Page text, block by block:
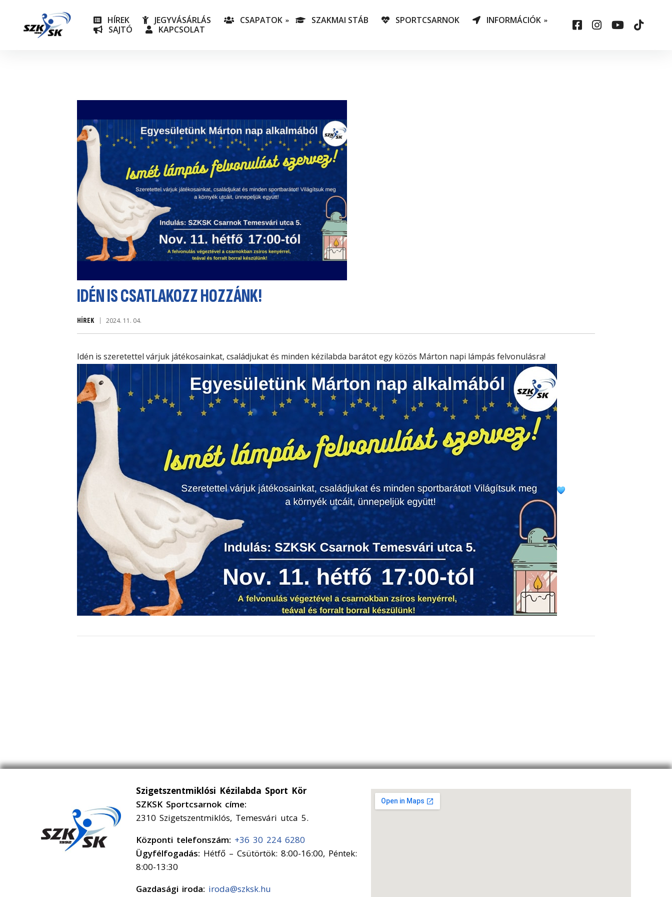
HÍREK JEGYVÁSÁRLÁS CSAPATOK SZAKMAI STÁB SPORTCSARNOK INFORMÁCIÓK
SAJTÓ KAPCSOLAT
IDÉN IS CSATLAKOZZ HOZZÁNK!
HÍREK 2024. 11. 04.
Idén is szeretettel várjuk játékosainkat, családjukat és minden kézilabda barátot egy közös Márton napi lámpás felvonulásra!
Szigetszentmiklósi Kézilabda Sport Kör
SZKSK Sportcsarnok címe:
2310 Szigetszentmiklós, Temesvári utca 5.
Központi telefonszám: +36 30 224 6280
Ügyfélfogadás: Hétfő – Csütörtök: 8:00-16:00, Péntek:
8:00-13:30
Gazdasági iroda: iroda@szksk.hu